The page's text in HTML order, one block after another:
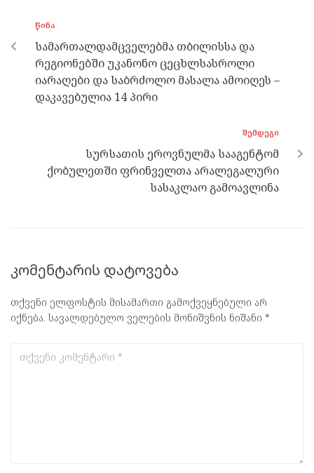
o
o
k
er m p
p
ᲬᲘᲜᲐ
სამართალდამცველებმა თბილისსა და
რეგიონებში უკანონო ცეცხლსასროლი
იარაღები და საბრძოლო მასალა ამოიღეს –
დაკავებულია 14 პირი
ᲨᲔᲛᲓᲔᲒᲘ
სურსათის ეროვნულმა სააგენტომ
ქობულეთში ფრინველთა არალეგალური
სასაკლაო გამოავლინა
კომენტარის დატოვება
თქვენი ელფოსტის მისამართი გამოქვეყნებული არ
იქნება. სავალდებულო ველების მონიშვნის ნიშანი *